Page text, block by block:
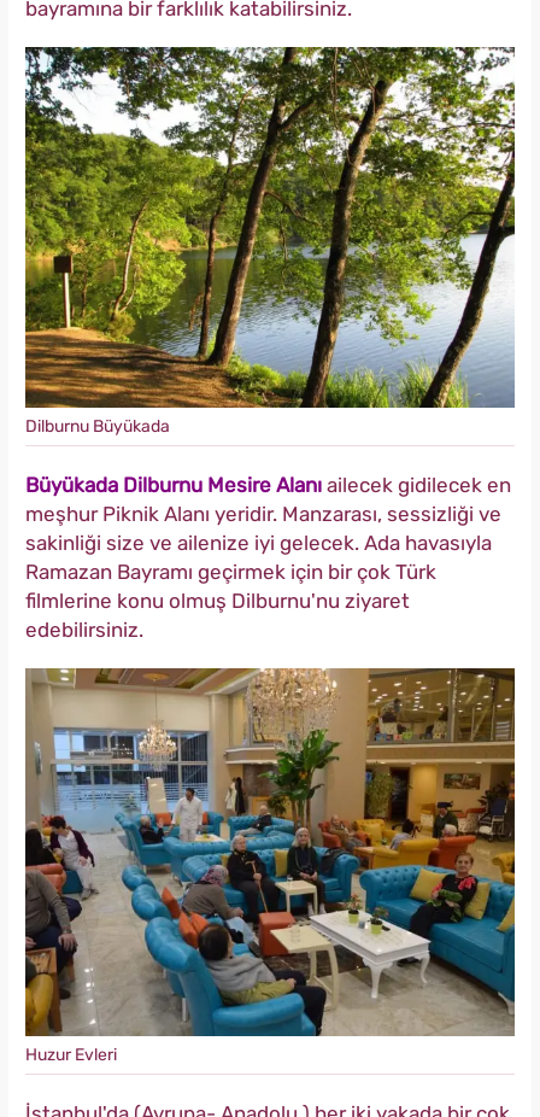
bayramına bir farklılık katabilirsiniz.
Dilburnu Büyükada
Büyükada Dilburnu Mesire Alanı ailecek gidilecek en
meşhur Piknik Alanı yeridir. Manzarası, sessizliği ve
sakinliği size ve ailenize iyi gelecek. Ada havasıyla
Ramazan Bayramı geçirmek için bir çok Türk
filmlerine konu olmuş Dilburnu'nu ziyaret
edebilirsiniz.
Huzur Evleri